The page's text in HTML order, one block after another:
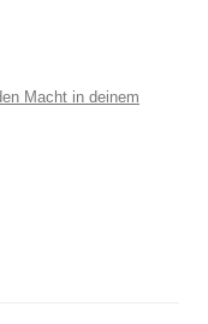
Macht in deinem